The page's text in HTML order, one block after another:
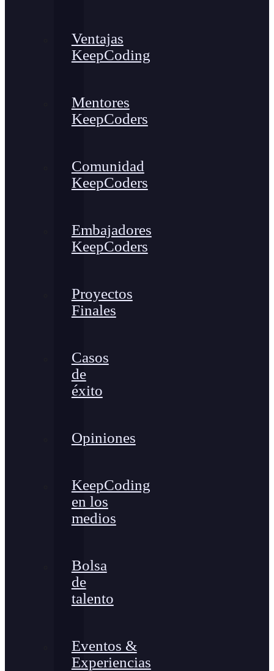
Ventajas
KeepCoding
Mentores
KeepCoders
Comunidad
KeepCoders
Embajadores
KeepCoders
Proyectos
Finales
Casos
de
éxito
Opiniones
KeepCoding
en los
medios
Bolsa
de
talento
Eventos &
Experiencias